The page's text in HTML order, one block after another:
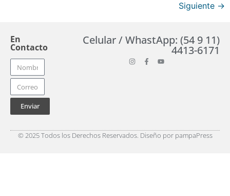
Siguiente →
En
Contacto
Enviar
Celular / WhastApp: (54 9 11)
4413-6171
© 2025 Todos los Derechos Reservados. Diseño por pampaPress